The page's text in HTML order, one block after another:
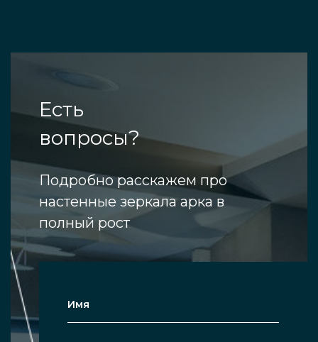
Есть
вопросы?
Подробно расскажем про
настенные зеркала арка в
полный рост